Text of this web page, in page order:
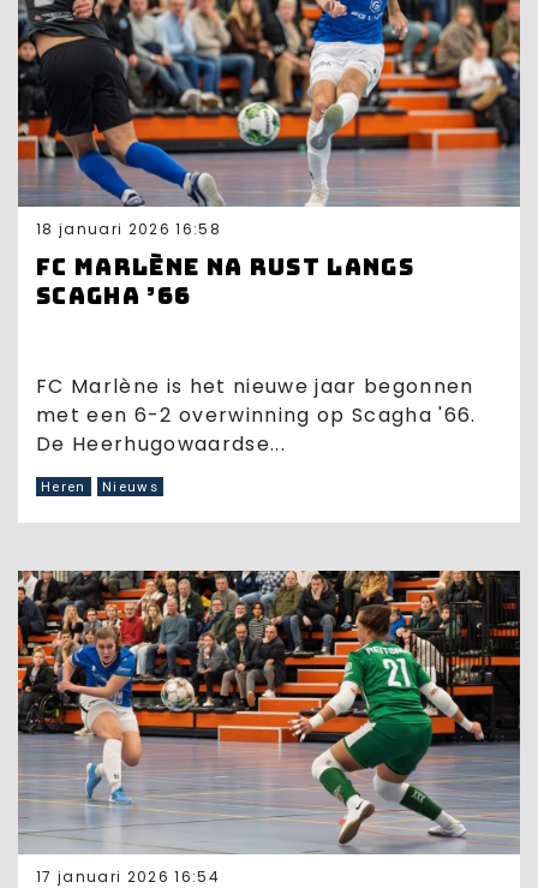
18 januari 2026 16:58
FC Marlène na rust langs
Scagha ’66
FC Marlène is het nieuwe jaar begonnen
met een 6-2 overwinning op Scagha '66.
De Heerhugowaardse...
Heren Nieuws
17 januari 2026 16:54